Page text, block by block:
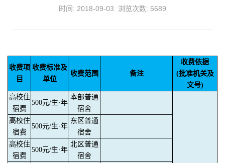
时间: 2018-09-03 浏览次数: 5689
收费项
目
收费标准及
单位
收费范围 备注
收费依据
(批准机关及
文号)
高校住
宿费
500元/生·年
本部普通
宿舍
高校住
宿费
500元/生·年
东区普通
宿舍
高校住
宿费
500元/生·年
北区普通
宿舍